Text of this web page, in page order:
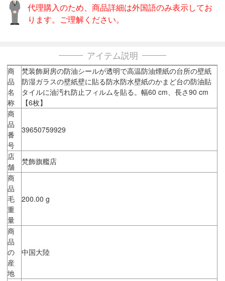
代理購入のため、商品詳細は外国語のみ表示してお
ります。ご理解ください。
アイテム説明
商
品
名
称
梵装飾厨房の防油シールが透明で高温防油煙紙の台所の壁紙
防湿ガラスの壁紙壁に貼る防水防水壁紙のかまど台の防油貼
タイルに油汚れ防止フィルムを貼る。幅60 cm、長さ90 cm
【6枚】
商
品
番
号
39650759929
店
舗
梵飾旗艦店
商
品
毛
重
量
200.00 g
商
品
の
産
地
中国大陸